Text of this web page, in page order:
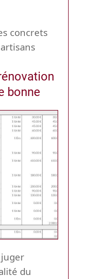
concrets
bonne
juger
du